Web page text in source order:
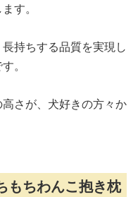
す。
持ちする品質を実現し
。
さが、犬好きの方々か
もちわんこ抱き枕